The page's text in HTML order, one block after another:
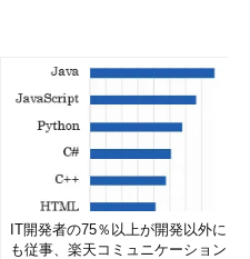
IT開発者の75％以上が開発以外に
も従事、楽天コミュニケーション